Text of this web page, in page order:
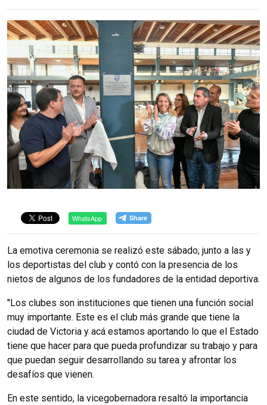
WhatsApp
La emotiva ceremonia se realizó este sábado, junto a las y
los deportistas del club y contó con la presencia de los
nietos de algunos de los fundadores de la entidad deportiva.
"Los clubes son instituciones que tienen una función social
muy importante. Este es el club más grande que tiene la
ciudad de Victoria y acá estamos aportando lo que el Estado
tiene que hacer para que pueda profundizar su trabajo y para
que puedan seguir desarrollando su tarea y afrontar los
desafíos que vienen.
En este sentido, la vicegobernadora resaltó la importancia